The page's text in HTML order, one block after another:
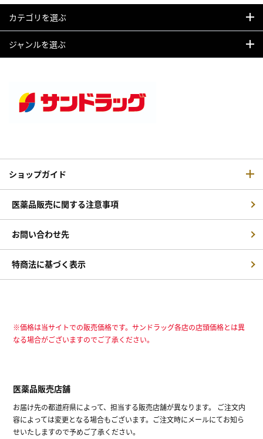
カテゴリを選ぶ
ジャンルを選ぶ
ショップガイド
医薬品販売に関する注意事項
お問い合わせ先
特商法に基づく表示
※価格は当サイトでの販売価格です。サンドラッグ各店の店頭価格とは異
なる場合がございますのでご了承ください。
医薬品販売店舗
お届け先の都道府県によって、担当する販売店舗が異なります。 ご注文内
容によっては変更となる場合もございます。ご注文時にメールにてお知ら
せいたしますので予めご了承ください。